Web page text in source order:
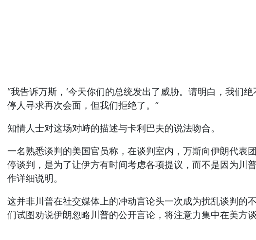
“我告诉万斯，‘今天你们的总统发出了威胁。请明白，我们
停人寻求再次会面，但我们拒绝了。”
知情人士对这场对峙的描述与卡利巴夫的说法吻合。
一名熟悉谈判的美国官员称，在谈判室内，万斯向伊朗代表
停谈判，是为了让伊方有时间考虑各项提议，而不是因为川
作详细说明。
这并非川普在社交媒体上的冲动言论头一次成为扰乱谈判的
们试图劝说伊朗忽略川普的公开言论，将注意力集中在美方